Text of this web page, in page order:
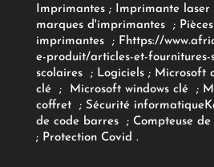
Imprimantes;Imprimante laser
marques d'imprimantes
;
imprimantes
; F https://
e-produit/articles-et-fournitures-
scolaires; Logiciels ; Microsoft
clé
; Microsoft windows clé;
coffret ; Sécurité informatique
de code barres
; Compteuse
; Protection Covid .